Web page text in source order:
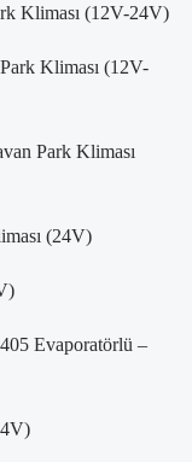
Kliması (12V-24V)
Kliması (12V-
Park Kliması
(24V)
Evaporatörlü –